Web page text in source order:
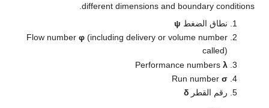
different dimensions and boundary conditions.
نطاق الضغط ψ
Flow numberφ (including delivery or volume number
called)
Performance numbersλ
Run numberσ
رقم القطر δ